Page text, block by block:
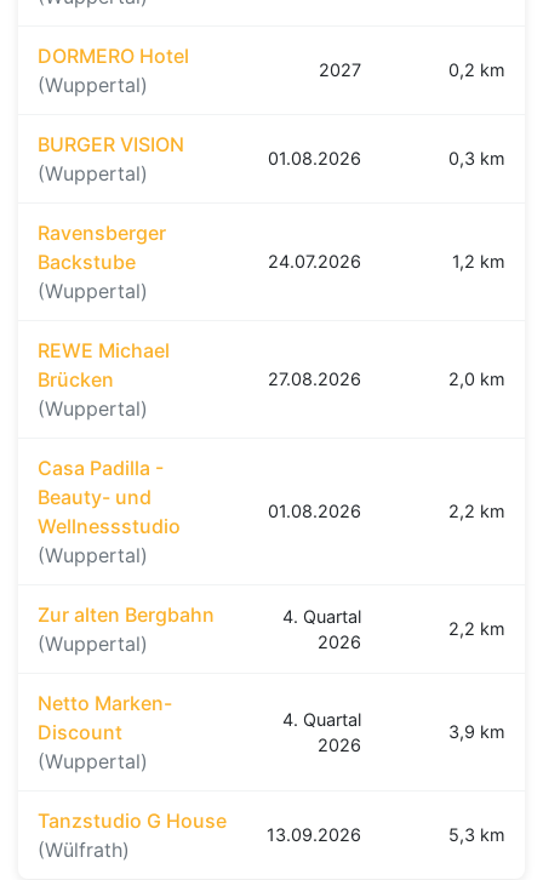
DORMERO Hotel
(Wuppertal)
2027 0,2 km
BURGER VISION
(Wuppertal)
01.08.2026 0,3 km
Ravensberger
Backstube
(Wuppertal)
24.07.2026 1,2 km
REWE Michael
Brücken
(Wuppertal)
27.08.2026 2,0 km
Casa Padilla -
Beauty- und
Wellnessstudio
(Wuppertal)
01.08.2026 2,2 km
Zur alten Bergbahn
(Wuppertal)
4. Quartal
2026
2,2 km
Netto Marken-
Discount
(Wuppertal)
4. Quartal
2026
3,9 km
Tanzstudio G House
(Wülfrath)
13.09.2026 5,3 km